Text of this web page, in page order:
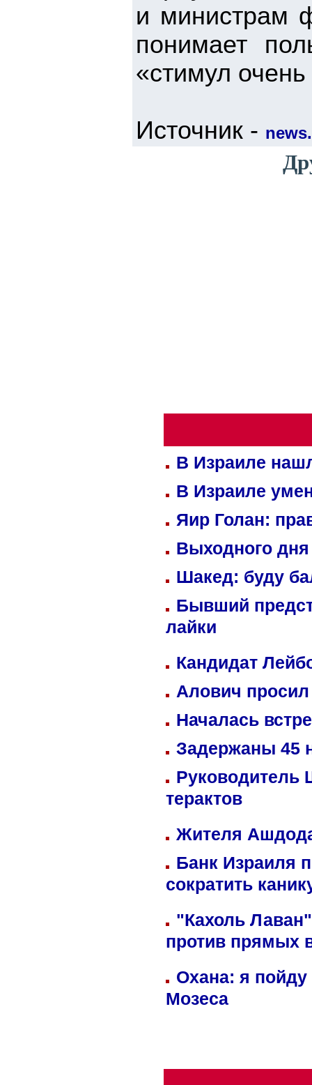
и министрам
понимает
«стимул
Источник -
В Израиле
В Израиле
Яир Голан:
Выходного
Шакед: буду
Бывший
лайки
Кандидат
Алович просил
Началась
Задержаны 45
Руководитель
терактов
Жителя
Банк Израиля
сократить
"Кахоль
против прямых
Охана: я пойду
Мозеса